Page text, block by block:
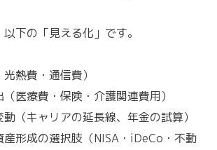
下の「見える化」です。
熱費・通信費）
医療費・保険・介護関連費用）
（キャリアの延長線、年金の試算）
形成の選択肢（NISA・iDeCo・不動